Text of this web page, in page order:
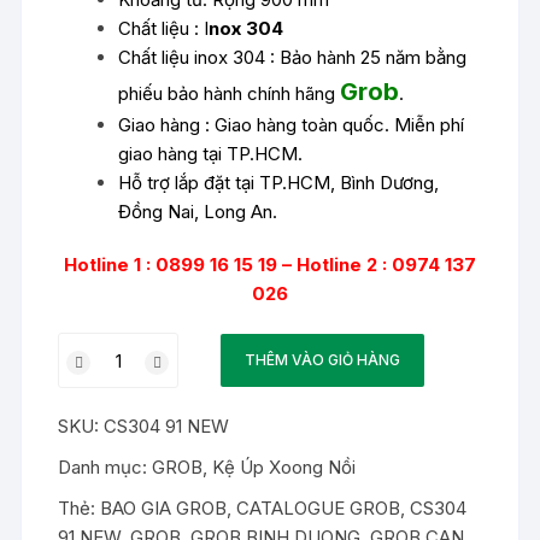
Chất liệu : Inox 304
Chất liệu inox 304 : Bảo hành 25 năm bằng
phiếu bảo hành chính hãng Grob.
Giao hàng : Giao hàng toàn quốc. Miễn phí
giao hàng tại TP.HCM.
Hỗ trợ lắp đặt tại TP.HCM, Bình Dương,
Đồng Nai, Long An.
Hotline 1 : 0899 16 15 19 – Hotline 2 : 0974 137
026
xoong
inox
304
CS304
THÊM VÀO GIỎ HÀNG
SKU:CS304 91 NEW
Danh mục:GROB, Kệ Úp Xoong Nồi
Thẻ: BAO GIA GROB,CATALOGUE GROB,CS304